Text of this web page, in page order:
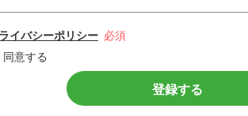
イバシーポリシー
同意する
登録する